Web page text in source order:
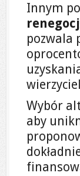
Innym
pozwala
Wybór
aby